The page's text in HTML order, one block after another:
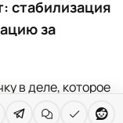
стабилизация
за
в деле, которое
за